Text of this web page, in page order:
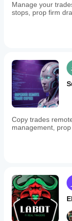
Manage your
stops, prop firm
Copy trades
management,